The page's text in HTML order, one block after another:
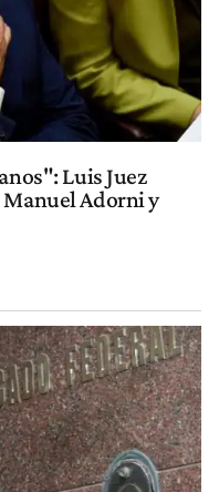
Luis Juez
Manuel Adorni y